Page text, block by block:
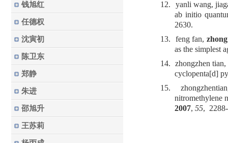
钱旭红
任德权
沈寅初
陈卫东
郑静
朱进
邵旭升
王苏莉
12.
yanli wang,
ab initio
2630.
13.
feng fan,
as the simplest
14. zhongzhen
cyclopenta[d]
15.
nitromethylene
2007, 55,